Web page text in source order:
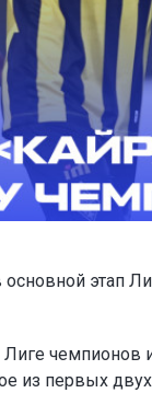
основной этап
Лиге чемпионов
из первых